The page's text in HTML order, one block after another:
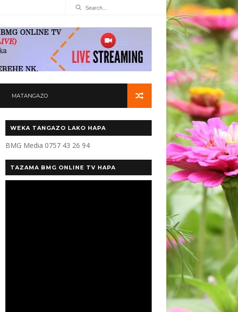
MATANGAZO
WEKA TANGAZO LAKO HAPA
BMG Media 0757 43 26 94
TAZAMA BMG ONLINE TV HAPA